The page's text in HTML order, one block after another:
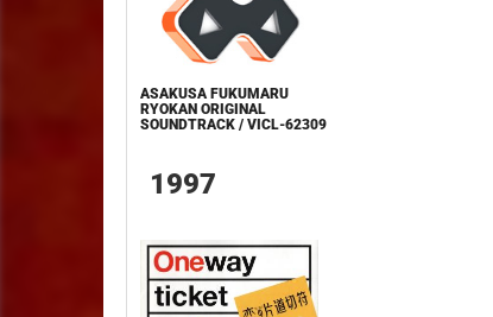
ASAKUSA FUKUMARU
RYOKAN ORIGINAL
SOUNDTRACK / VICL-62309
1997